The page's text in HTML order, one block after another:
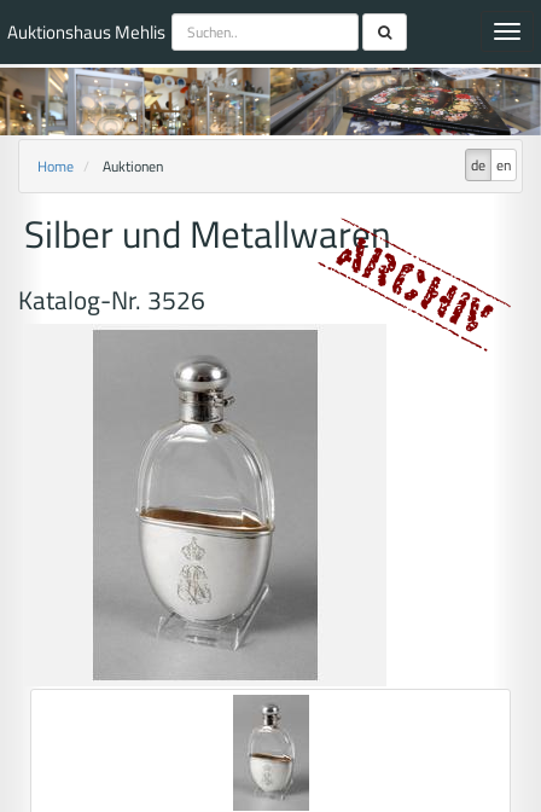
Auktionshaus Mehlis
de en
Home Auktionen
Silber und Metallwaren
Katalog-Nr. 3526